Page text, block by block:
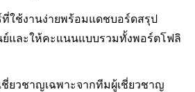
ใช้งานง่ายพร้อมแดชบอร์ดสรุป
ย์และให้คะแนนแบบรวมทั้งพอร์ตโฟลิ
ยวชาญเฉพาะจากทีมผู้เชี่ยวชาญ